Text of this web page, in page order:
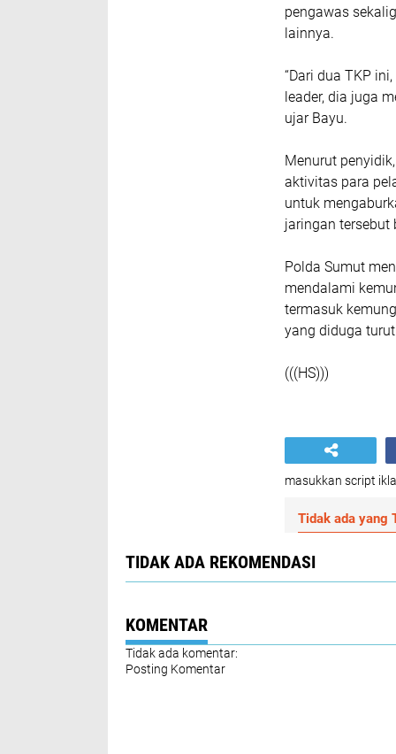
pengawas
lainnya.
“Dari dua TKP
leader, dia juga
ujar Bayu.
Menurut
aktivitas para
untuk
jaringan tersebut
Polda Sumut
mendalami
termasuk
yang diduga
(((HS)))
masukkan script
Tidak ada yang
TIDAK ADA REKOMENDASI
KOMENTAR
Tidak ada komentar:
Posting Komentar